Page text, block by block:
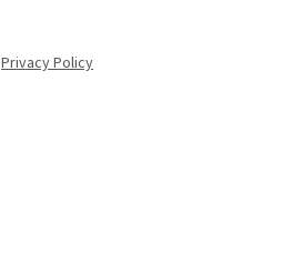
Privacy Policy